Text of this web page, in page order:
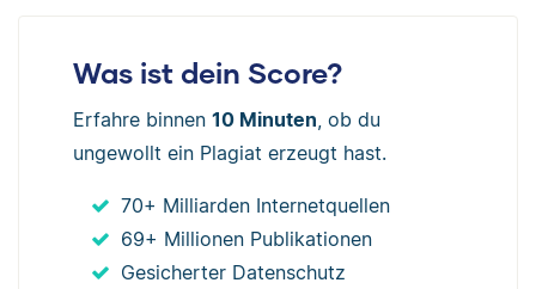
Was ist dein Score?
Erfahre binnen 10 Minuten, ob du
ungewollt ein Plagiat erzeugt hast.
70+ Milliarden Internetquellen
69+ Millionen Publikationen
Gesicherter Datenschutz